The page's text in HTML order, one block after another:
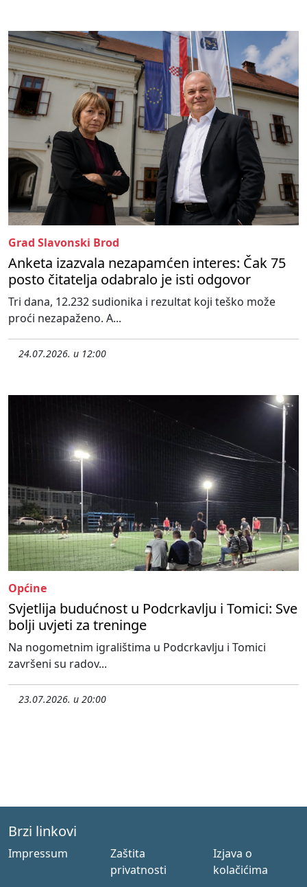
Grad Slavonski Brod
Anketa izazvala nezapamćen interes: Čak 75
posto čitatelja odabralo je isti odgovor
Tri dana, 12.232 sudionika i rezultat koji teško može
proći nezapaženo. A...
24.07.2026. u 12:00
Općine
Svjetlija budućnost u Podcrkavlju i Tomici: Sve
bolji uvjeti za treninge
Na nogometnim igralištima u Podcrkavlju i Tomici
završeni su radov...
23.07.2026. u 20:00
Brzi linkovi
Impressum
Zaštita
privatnosti
Izjava o
kolačićima